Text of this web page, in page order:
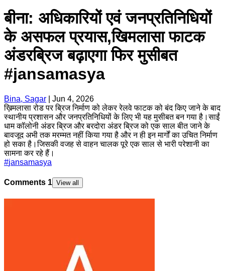
बीना: अधिकारियों एवं जनप्रतिनिधियों
के असफल प्रयास,खिमलासा फाटक
अंडरब्रिज बढ़ाएगा फिर मुसीबत
#jansamasya
Bina, Sagar
Jun 4, 2026
ख़िमलासा रोड पर ब्रिज निर्माण को लेकर रेलवे फाटक को बंद किए जाने के बाद
स्थानीय प्रशासन और जनप्रतिनिधियों के लिए भी यह मुसीबत बन गया है।साईं
धाम कॉलोनी अंडर ब्रिज और बरदोरा अंडर ब्रिज को एक साल बीत जाने के
बावजूद अभी तक मरम्मत नहीं किया गया है और न ही इन मार्गों का उचित निर्माण
हो सका है।जिसकी वजह से वाहन चालक पूरे एक साल से भारी परेशानी का
सामना कर रहे हैं।
#jansamasya
Comments 1 View all